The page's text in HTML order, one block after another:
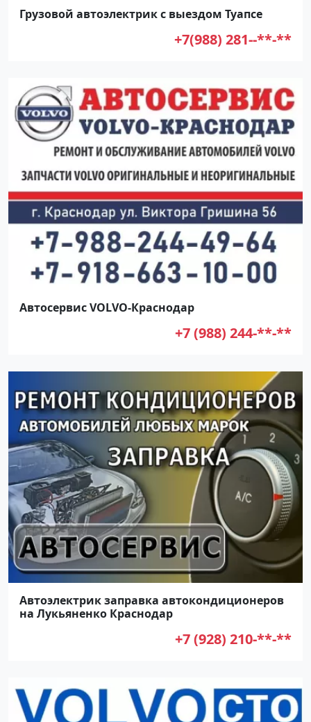
Грузовой автоэлектрик с выездом Туапсе
+7(988) 281--**-**
Автосервис VOLVO-Краснодар
+7 (988) 244-**-**
Автоэлектрик заправка автокондиционеров
на Лукьяненко Краснодар
+7 (928) 210-**-**